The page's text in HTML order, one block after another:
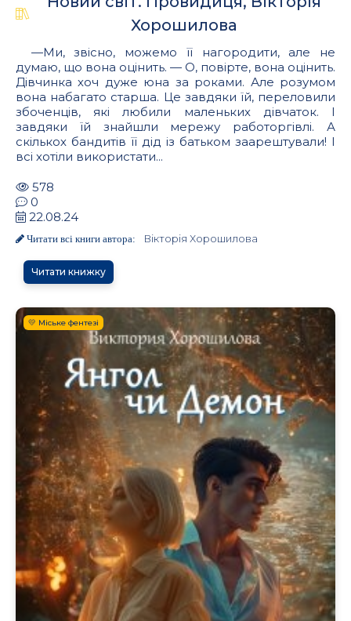
Хорошилова
—Ми, звісно, можемо її нагородити, але не
думаю, що вона оцінить. — О, повірте, вона оцінить.
Дівчинка хоч дуже юна за роками. Але розумом
вона набагато старша. Це завдяки їй, переловили
збоченців, які любили маленьких дівчаток. І
завдяки їй знайшли мережу работоргівлі. А
скількох бандитів її дід із батьком заарештували! І
всі хотіли використати...
578
0
22.08.24
Читати всі книги автора: Вікторія Хорошилова
Читати книжку
💛 Міське фентезі